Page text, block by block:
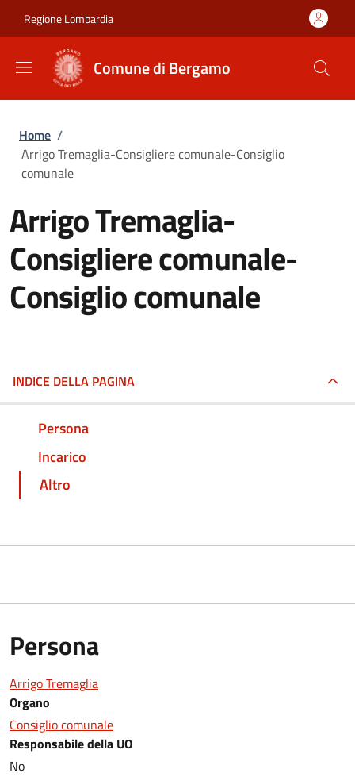
Regione Lombardia
Comune di Bergamo
Briciole di pane
Home /
Arrigo Tremaglia-Consigliere comunale-Consiglio
comunale
Arrigo Tremaglia-
Consigliere comunale-
Consiglio comunale
INDICE DELLA PAGINA
Persona
Incarico
Altro
Persona
Arrigo Tremaglia
Organo
Consiglio comunale
Responsabile della UO
No